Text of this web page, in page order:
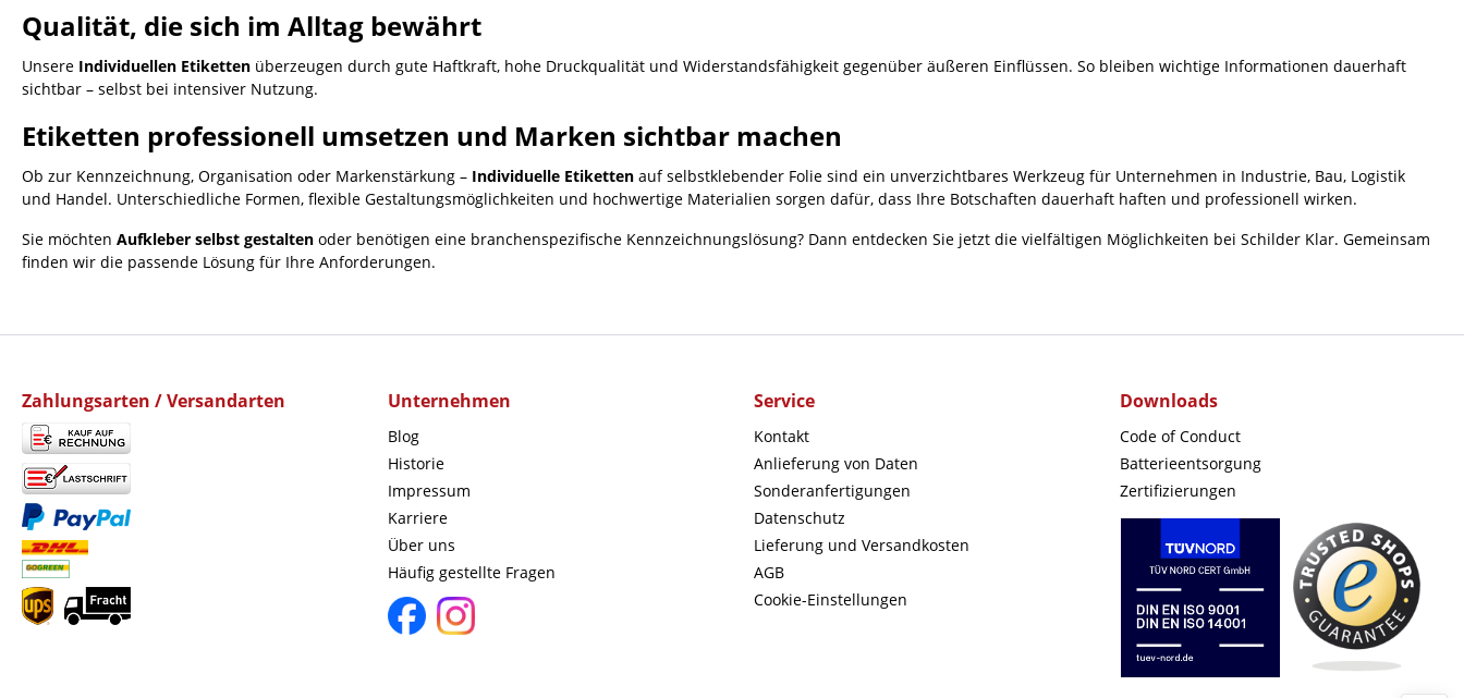
Qualität, die sich im Alltag bewährt
Unsere Individuellen Etiketten überzeugen durch gute Haftkraft, hohe Druckqualität und Widerstandsfähigkeit gegenüber äußeren Einflüssen. So bleiben wichtige Informationen dauerhaft
sichtbar – selbst bei intensiver Nutzung.
Etiketten professionell umsetzen und Marken sichtbar machen
Ob zur Kennzeichnung, Organisation oder Markenstärkung – Individuelle Etiketten auf selbstklebender Folie sind ein unverzichtbares Werkzeug für Unternehmen in Industrie, Bau, Logistik
und Handel. Unterschiedliche Formen, flexible Gestaltungsmöglichkeiten und hochwertige Materialien sorgen dafür, dass Ihre Botschaften dauerhaft haften und professionell wirken.
Sie möchten Aufkleber selbst gestalten oder benötigen eine branchenspezifische Kennzeichnungslösung? Dann entdecken Sie jetzt die vielfältigen Möglichkeiten bei Schilder Klar. Gemeinsam
finden wir die passende Lösung für Ihre Anforderungen.
Zahlungsarten / Versandarten Unternehmen
Blog
Historie
Impressum
Karriere
Über uns
Häufig gestellte Fragen
Service
Kontakt
Anlieferung von Daten
Sonderanfertigungen
Datenschutz
Lieferung und Versandkosten
AGB
Cookie-Einstellungen
Downloads
Code of Conduct
Batterieentsorgung
Zertifizierungen